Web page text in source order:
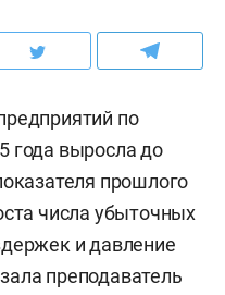
по
года выросла до
прошлого
числа убыточных
и давление
преподаватель